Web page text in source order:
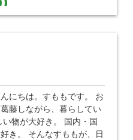
にちは。すももです。 お
藤しながら、暮らしてい
き。 そんなすももが、日